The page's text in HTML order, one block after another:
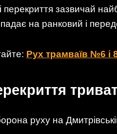
перекриття зазвичай
на ранковий і
Рух трамваїв №6 і
руху на